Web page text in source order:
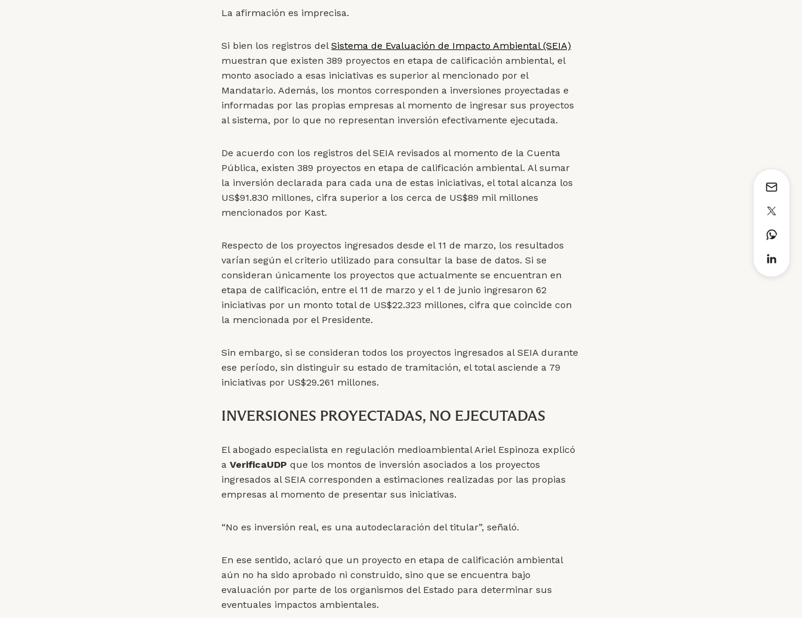
La afirmación es imprecisa.
Si bien los registros delSistema de Evaluación de Impacto Ambiental (SEIA)
muestran que existen 389 proyectos en etapa de calificación ambiental, el
monto asociado a esas iniciativas es superior al mencionado por el
Mandatario. Además, los montos corresponden a inversiones proyectadas e
informadas por las propias empresas al momento de ingresar sus proyectos
al sistema, por lo que no representan inversión efectivamente ejecutada.
De acuerdo con los registros del SEIA revisados al momento de la Cuenta
Pública, existen 389 proyectos en etapa de calificación ambiental. Al sumar
la inversión declarada para cada una de estas iniciativas, el total alcanza los
US$91.830 millones, cifra superior a los cerca de US$89 mil millones
mencionados por Kast.
Respecto de los proyectos ingresados desde el 11 de marzo, los resultados
varían según el criterio utilizado para consultar la base de datos. Si se
consideran únicamente los proyectos que actualmente se encuentran en
etapa de calificación, entre el 11 de marzo y el 1 de junio ingresaron 62
iniciativas por un monto total de US$22.323 millones, cifra que coincide con
la mencionada por el Presidente.
Sin embargo, si se consideran todos los proyectos ingresados al SEIA durante
ese período, sin distinguir su estado de tramitación, el total asciende a 79
iniciativas por US$29.261 millones.
INVERSIONES PROYECTADAS, NO EJECUTADAS
El abogado especialista en regulación medioambiental Ariel Espinoza explicó
aVerificaUDP que los montos de inversión asociados a los proyectos
ingresados al SEIA corresponden a estimaciones realizadas por las propias
empresas al momento de presentar sus iniciativas.
“No es inversión real, es una autodeclaración del titular”, señaló.
En ese sentido, aclaró que un proyecto en etapa de calificación ambiental
aún no ha sido aprobado ni construido, sino que se encuentra bajo
evaluación por parte de los organismos del Estado para determinar sus
eventuales impactos ambientales.